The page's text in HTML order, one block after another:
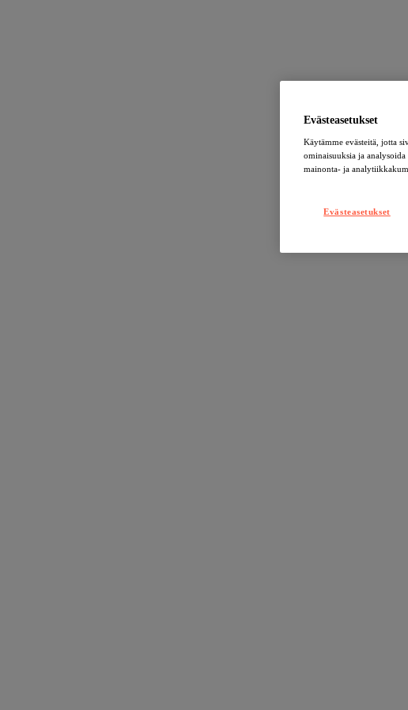
Evästeasetukset
Käytämme evästeitä, jotta
ominaisuuksia ja analysoida
mainonta- ja
Evästeasetukset